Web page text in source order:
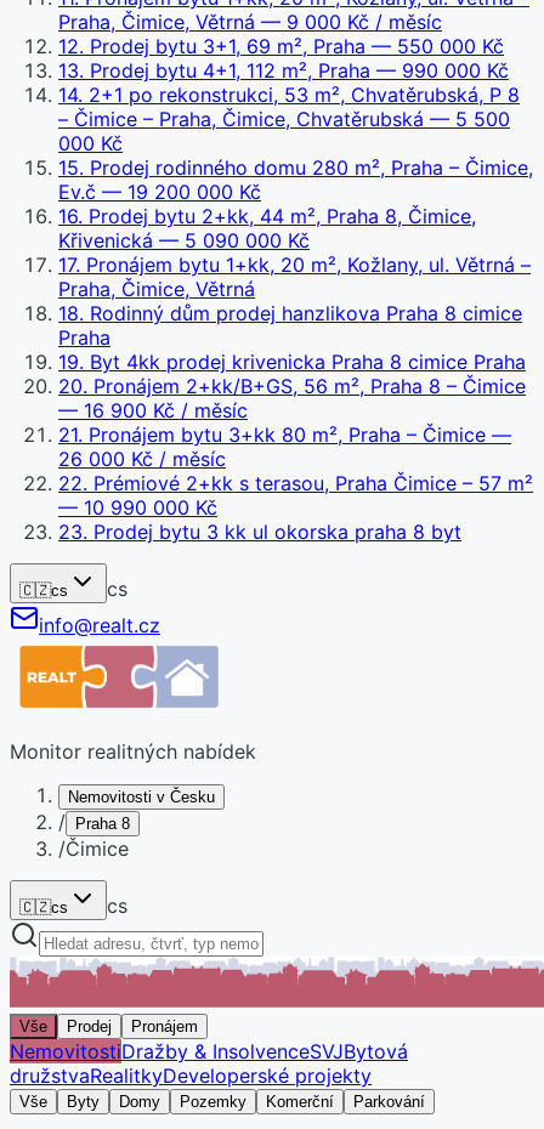
Praha, Čimice, Větrná — 9 000 Kč / měsíc
12. Prodej bytu 3+1, 69 m², Praha — 550 000 Kč
13. Prodej bytu 4+1, 112 m², Praha — 990 000 Kč
14. 2+1 po rekonstrukci, 53 m², Chvatěrubská, P 8
– Čimice – Praha, Čimice, Chvatěrubská — 5 500
000 Kč
15. Prodej rodinného domu 280 m², Praha – Čimice,
Ev.č — 19 200 000 Kč
16. Prodej bytu 2+kk, 44 m², Praha 8, Čimice,
Křivenická — 5 090 000 Kč
17. Pronájem bytu 1+kk, 20 m², Kožlany, ul. Větrná –
Praha, Čimice, Větrná
18. Rodinný dům prodej hanzlikova Praha 8 cimice
Praha
19. Byt 4kk prodej krivenicka Praha 8 cimice Praha
20. Pronájem 2+kk/B+GS, 56 m², Praha 8 – Čimice
— 16 900 Kč / měsíc
21. Pronájem bytu 3+kk 80 m², Praha – Čimice —
26 000 Kč / měsíc
22. Prémiové 2+kk s terasou, Praha Čimice – 57 m²
— 10 990 000 Kč
23. Prodej bytu 3 kk ul okorska praha 8 byt
🇨🇿cs
cs
info@realt.cz
Monitor realitných nabídek
Nemovitosti v Česku
/ Praha 8
/Čimice
🇨🇿cs cs
Vše Prodej Pronájem
NemovitostiDražby & InsolvenceSVJBytová
družstvaRealitkyDeveloperské projekty
Vše Byty Domy Pozemky Komerční Parkování